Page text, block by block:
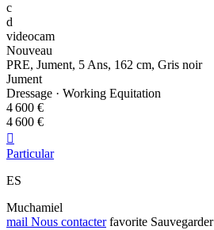
c
d
videocam
Nouveau
PRE, Jument, 5 Ans, 162 cm, Gris noir
Jument
Dressage · Working Equitation
4 600 €
4 600 €

Particular
ES
Muchamiel
mail Nous contacter favorite Sauvegarder